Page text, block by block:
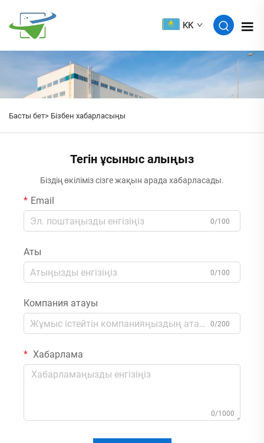
KK
Басты бет> Бізбен хабарласыңы
Тегін ұсыныс алыңыз
Біздің өкіліміз сізге жақын арада хабарласады.
Email
0/100
Аты
0/100
Компания атауы
0/200
Хабарлама
0/1000